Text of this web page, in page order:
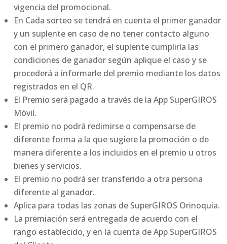
vigencia del promocional.
En Cada sorteo se tendrá en cuenta el primer ganador
y un suplente en caso de no tener contacto alguno
con el primero ganador, el suplente cumpliría las
condiciones de ganador según aplique el caso y se
procederá a informarle del premio mediante los datos
registrados en el QR.
El Premio será pagado a través de la App SuperGIROS
Móvil.
El premio no podrá redimirse o compensarse de
diferente forma a la que sugiere la promoción o de
manera diferente a los incluidos en el premio u otros
bienes y servicios.
El premio no podrá ser transferido a otra persona
diferente al ganador.
Aplica para todas las zonas de SuperGIROS Orinoquía.
La premiación será entregada de acuerdo con el
rango establecido, y en la cuenta de App SuperGIROS